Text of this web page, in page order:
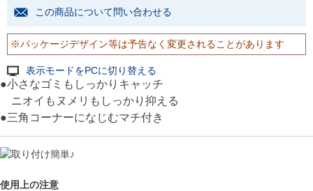
この商品について問い合わせる
※パッケージデザイン等は予告なく変更されることがあります
表示モードをPCに切り替える
●小さなゴミもしっかりキャッチ
ニオイもヌメリもしっかり抑える
●三角コーナーになじむマチ付き
使用上の注意